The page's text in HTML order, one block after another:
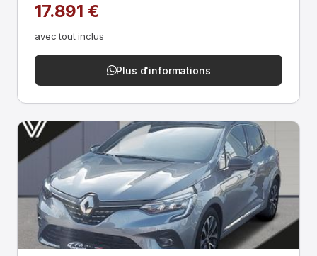
17.891 €
avec tout inclus
Plus d'informations